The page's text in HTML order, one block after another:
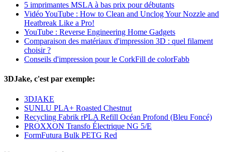
5 imprimantes MSLA à bas prix pour débutants
Vidéo YouTube : How to Clean and Unclog Your Nozzle and
Heatbreak Like a Pro!
YouTube : Reverse Engineering Home Gadgets
Comparaison des matériaux d'impression 3D : quel filament
choisir ?
Conseils d'impression pour le CorkFill de colorFabb
3DJake, c'est par exemple:
3DJAKE
SUNLU PLA+ Roasted Chestnut
Recycling Fabrik rPLA Refill Océan Profond (Bleu Foncé)
PROXXON Transfo Électrique NG 5/E
FormFutura Bulk PETG Red